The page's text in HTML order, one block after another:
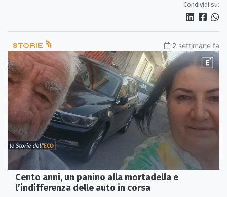
Condividi su:
STORIE 2 settimane fa
Cento anni, un panino alla mortadella e
l’indifferenza delle auto in corsa